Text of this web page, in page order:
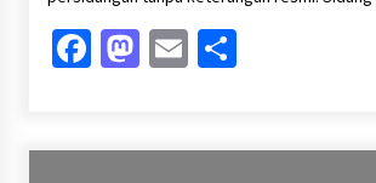
Facebook
Mastodon
EmailShare